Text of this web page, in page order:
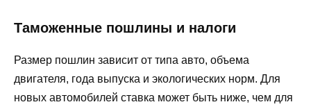
Таможенные пошлины и налоги
Размер пошлин зависит от типа авто, объема
двигателя, года выпуска и экологических норм. Для
новых автомобилей ставка может быть ниже, чем для